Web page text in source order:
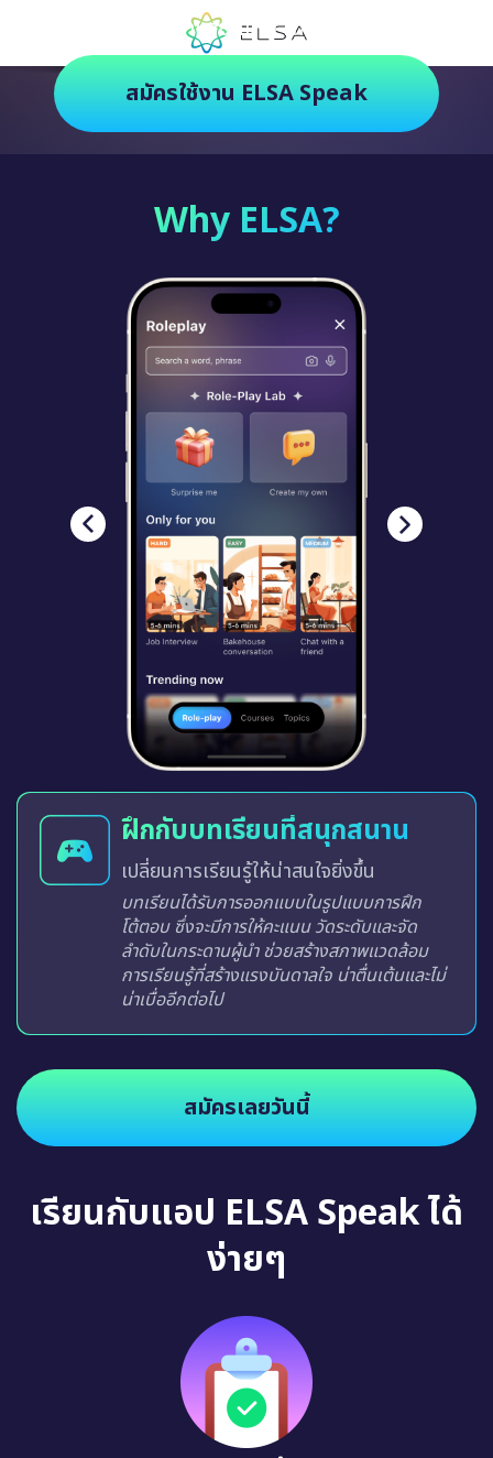
ตัวช่วยฝึกภาษายุคใหม่ ฝึกสนุกยิ่งกว่า
สมัครใช้งาน ELSA Speak
Why ELSA?
ฝึกกับบทเรียนที่สนุกสนาน
เปลี่ยนการเรียนรู้ให้น่าสนใจยิ่งขึ้น
บทเรียนได้รับการออกแบบในรูปแบบการฝึก
โต้ตอบ ซึ่งจะมีการให้คะแนน วัดระดับและจัด
ลำดับในกระดานผู้นำ ช่วยสร้างสภาพแวดล้อม
การเรียนรู้ที่สร้างแรงบันดาลใจ น่าตื่นเต้นและไม่
น่าเบื่ออีกต่อไป
สมัครเลยวันนี้
เรียนกับแอป ELSA Speak ได้
ง่ายๆ